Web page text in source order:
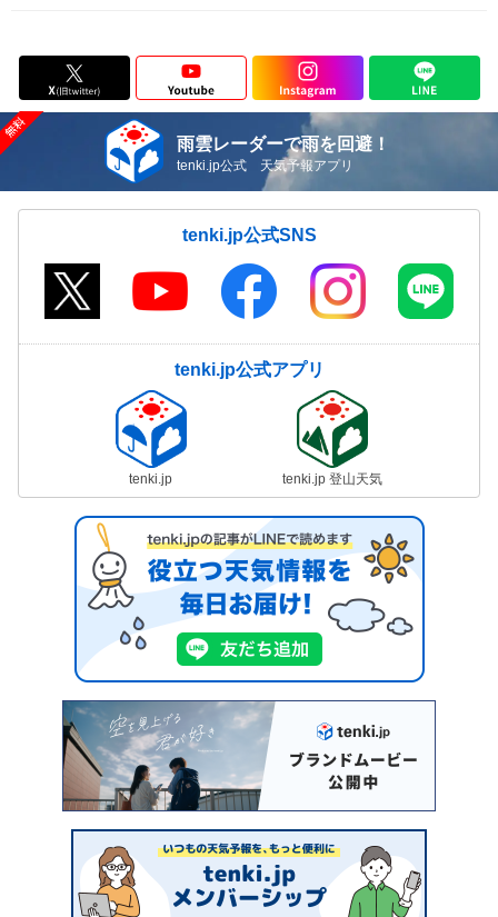
雨雲レーダーで雨を回避！
tenki.jp公式 天気予報アプリ
tenki.jp公式SNS
tenki.jp公式アプリ
tenki.jp tenki.jp 登山天気